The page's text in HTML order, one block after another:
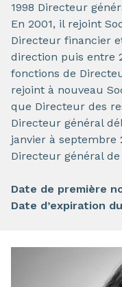
1998 Directeur
En 2001, il rejoint
Directeur financier
direction puis entre
fonctions de
rejoint à nouveau
que Directeur des
Directeur général
janvier à septembre
Directeur général de
Date de première
Date d’expiration